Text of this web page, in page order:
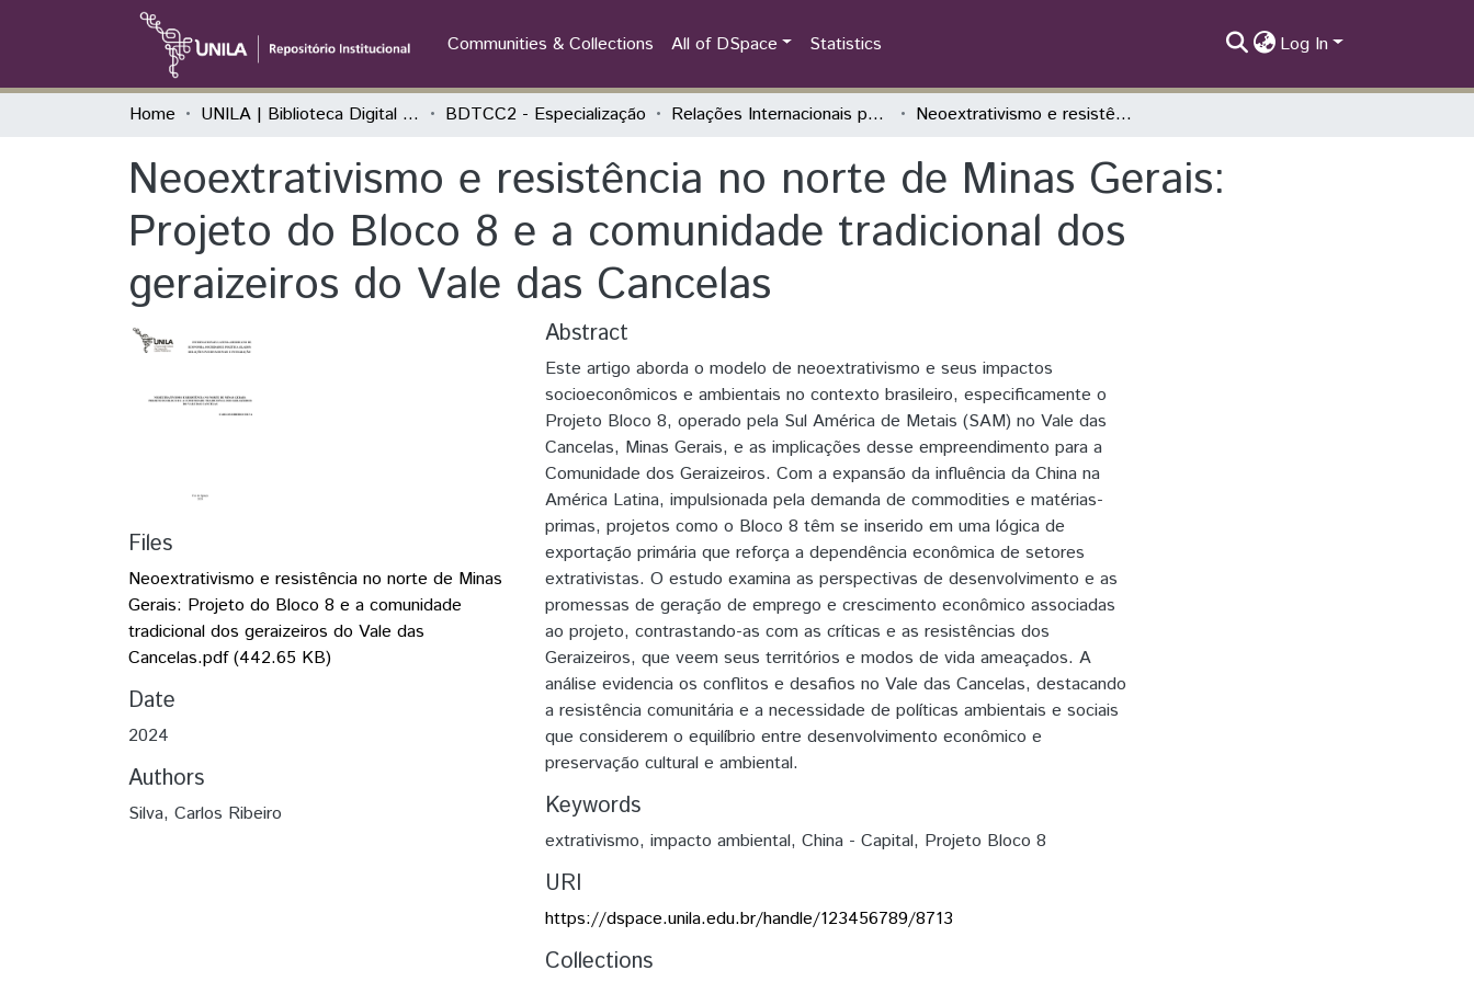
Communities & Collections All of DSpace Statistics Log In
Home UNILA | Biblioteca Digital de Trabalhos de Conclusão de Curso BDTCC2 - Especialização Relações Internacionais para Docentes da Educação Básica Neoextrativismo e resistência no norte de Minas Gerais: Projeto do Bloco 8 e a comunidade tradicional dos geraizeiros do Vale das Cancelas
Neoextrativismo e resistência no norte de Minas Gerais:
Projeto do Bloco 8 e a comunidade tradicional dos
geraizeiros do Vale das Cancelas
Files
Neoextrativismo e resistência no norte de Minas
Gerais: Projeto do Bloco 8 e a comunidade
tradicional dos geraizeiros do Vale das
Cancelas.pdf(442.65 KB)
Date
2024
Authors
Silva, Carlos Ribeiro
Abstract
Este artigo aborda o modelo de neoextrativismo e seus impactos
socioeconômicos e ambientais no contexto brasileiro, especificamente o
Projeto Bloco 8, operado pela Sul América de Metais (SAM) no Vale das
Cancelas, Minas Gerais, e as implicações desse empreendimento para a
Comunidade dos Geraizeiros. Com a expansão da influência da China na
América Latina, impulsionada pela demanda de commodities e matérias-
primas, projetos como o Bloco 8 têm se inserido em uma lógica de
exportação primária que reforça a dependência econômica de setores
extrativistas. O estudo examina as perspectivas de desenvolvimento e as
promessas de geração de emprego e crescimento econômico associadas
ao projeto, contrastando-as com as críticas e as resistências dos
Geraizeiros, que veem seus territórios e modos de vida ameaçados. A
análise evidencia os conflitos e desafios no Vale das Cancelas, destacando
a resistência comunitária e a necessidade de políticas ambientais e sociais
que considerem o equilíbrio entre desenvolvimento econômico e
preservação cultural e ambiental.
Keywords
extrativismo, impacto ambiental, China - Capital, Projeto Bloco 8
URI
https://dspace.unila.edu.br/handle/123456789/8713
Collections